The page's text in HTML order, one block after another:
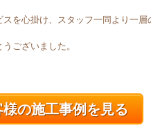
を心掛け、スタッフ一同より一層
ございました。
様の施工事例を見る